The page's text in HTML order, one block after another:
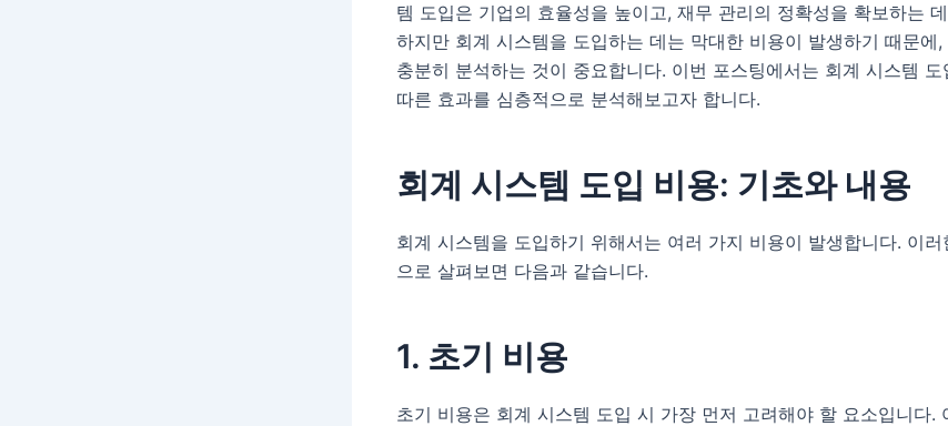
템 도입은 기업의 효율성을 높이고, 재무 관리의 정확성을 확보하는
하지만 회계 시스템을 도입하는 데는 막대한 비용이 발생하기 때문에
충분히 분석하는 것이 중요합니다. 이번 포스팅에서는 회계 시스템 도
따른 효과를 심층적으로 분석해보고자 합니다.
회계 시스템 도입 비용: 기초와 내용
회계 시스템을 도입하기 위해서는 여러 가지 비용이 발생합니다. 이
으로 살펴보면 다음과 같습니다.
1. 초기 비용
초기 비용은 회계 시스템 도입 시 가장 먼저 고려해야 할 요소입니다.